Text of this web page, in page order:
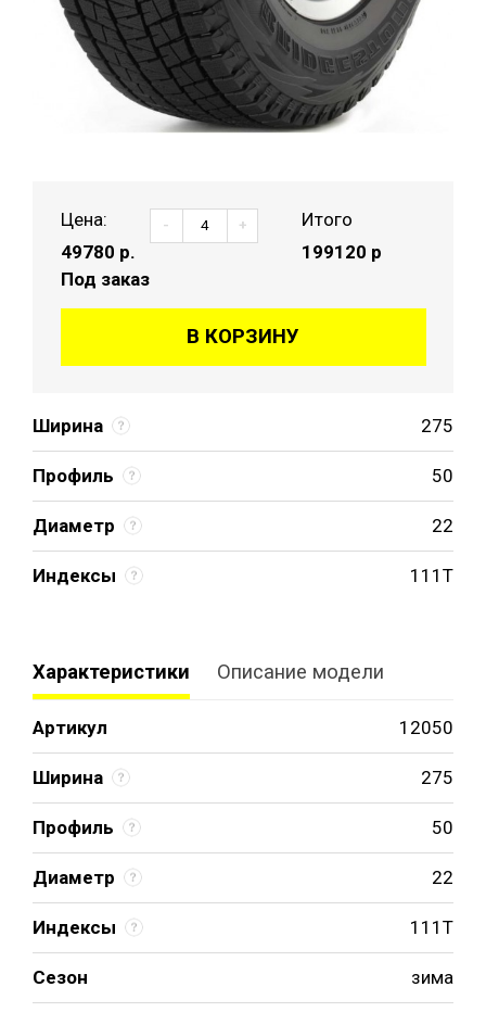
Ширина 275
Профиль 50
Диаметр 22
Индексы 111T
Цена:
49780 р.
Под заказ
- +
Итого
199120 р
В КОРЗИНУ
Характеристики Описание модели
Артикул 12050
Ширина 275
Профиль 50
Диаметр 22
Индексы 111T
Сезон зима